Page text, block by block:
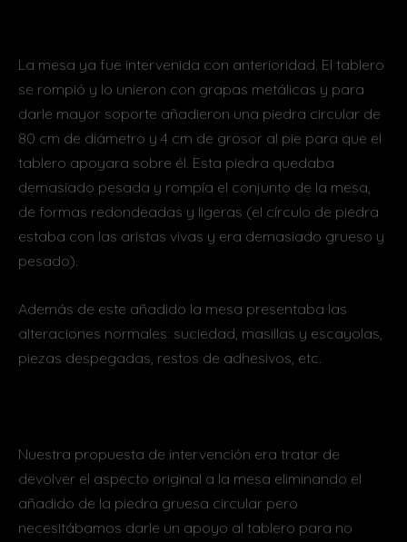
La mesa ya fue intervenida con anterioridad. El tablero
se rompió y lo unieron con grapas metálicas y para
darle mayor soporte añadieron una piedra circular de
80 cm de diámetro y 4 cm de grosor al pie para que el
tablero apoyara sobre él. Esta piedra quedaba
demasiado pesada y rompía el conjunto de la mesa,
de formas redondeadas y ligeras (el círculo de piedra
estaba con las aristas vivas y era demasiado grueso y
pesado).
Además de este añadido la mesa presentaba las
alteraciones normales: suciedad, masillas y escayolas,
piezas despegadas, restos de adhesivos, etc.
Nuestra propuesta de intervención era tratar de
devolver el aspecto original a la mesa eliminando el
añadido de la piedra gruesa circular pero
necesitábamos darle un apoyo al tablero para no